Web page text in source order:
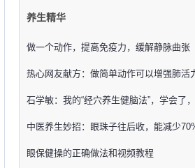
养生精华
做一个动作，提高免疫力，缓解静脉曲张
热心网友献方：做简单动作可以增强肺活
石学敏：我的“经穴养生健脑法”，学会了
中医养生妙招：眼珠子往后收，能减少
眼保健操的正确做法和视频教程